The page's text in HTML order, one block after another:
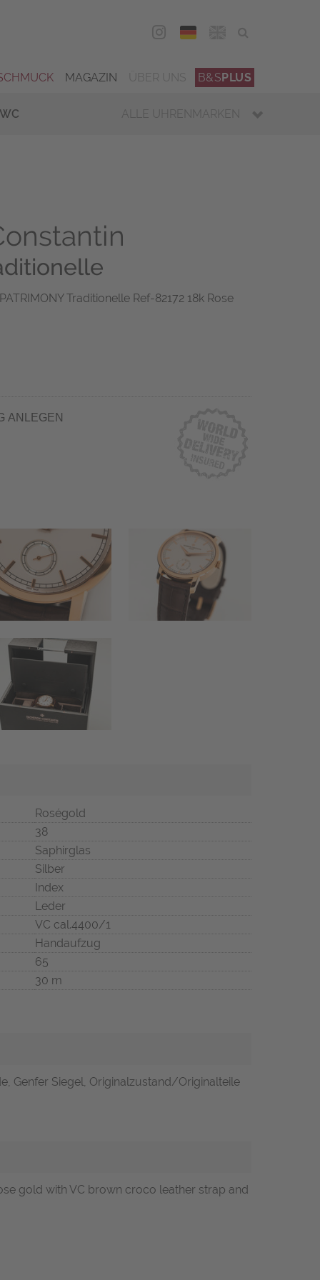
DEU
MAGAZIN B&SPLUS
ALLE UHRENMARKEN
Traditionelle Ref-82172 18k Rose
ANLEGEN
Roségold
38
Saphirglas
Silber
Index
Leder
VC cal.4400/1
Handaufzug
65
30 m
Genfer Siegel, Originalzustand/Originalteile
gold with VC brown croco leather strap and